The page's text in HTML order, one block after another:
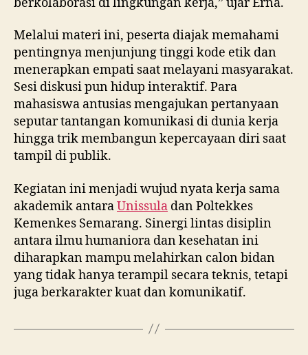
Melalui materi ini, peserta diajak memahami
pentingnya menjunjung tinggi kode etik dan
menerapkan empati saat melayani masyarakat.
Sesi diskusi pun hidup interaktif. Para
mahasiswa antusias mengajukan pertanyaan
seputar tantangan komunikasi di dunia kerja
hingga trik membangun kepercayaan diri saat
tampil di publik.
Kegiatan ini menjadi wujud nyata kerja sama
akademik antaraUnissula dan Poltekkes
Kemenkes Semarang. Sinergi lintas disiplin
antara ilmu humaniora dan kesehatan ini
diharapkan mampu melahirkan calon bidan
yang tidak hanya terampil secara teknis, tetapi
juga berkarakter kuat dan komunikatif.